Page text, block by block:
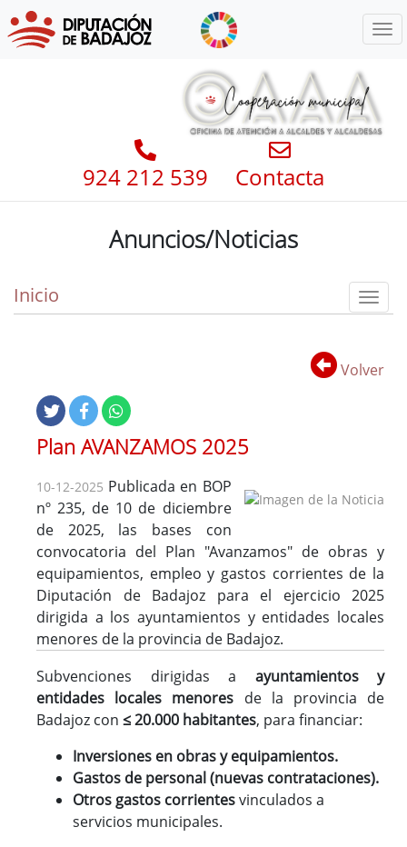
924 212 539 Contacta
Anuncios/Noticias
Inicio
Volver
Plan AVANZAMOS 2025
10-12-2025 Publicada en BOP
nº 235, de 10 de diciembre
de 2025, las bases con
convocatoria del Plan "Avanzamos" de obras y
equipamientos, empleo y gastos corrientes de la
Diputación de Badajoz para el ejercicio 2025
dirigida a los ayuntamientos y entidades locales
menores de la provincia de Badajoz.
Subvenciones dirigidas a ayuntamientos y
entidades locales menores de la provincia de
Badajoz con ≤ 20.000 habitantes, para financiar:
Inversiones en obras y equipamientos.
Gastos de personal (nuevas contrataciones).
Otros gastos corrientesvinculados a
servicios municipales.